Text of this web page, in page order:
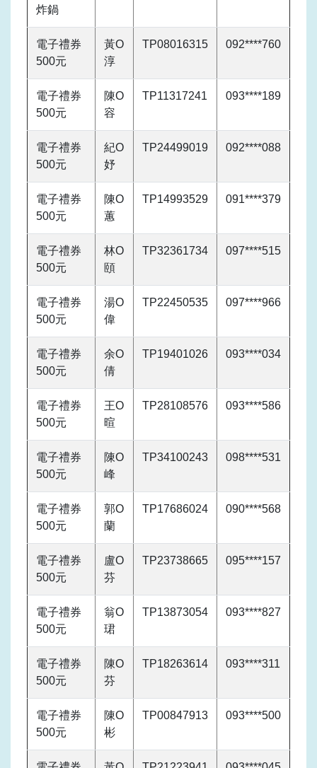
炸鍋
電子禮券
500元
黃O
淳
TP08016315 092****760
電子禮券
500元
陳O
容
TP11317241 093****189
電子禮券
500元
紀O
妤
TP24499019 092****088
電子禮券
500元
陳O
蕙
TP14993529 091****379
電子禮券
500元
林O
頤
TP32361734 097****515
電子禮券
500元
湯O
偉
TP22450535 097****966
電子禮券
500元
余O
倩
TP19401026 093****034
電子禮券
500元
王O
暄
TP28108576 093****586
電子禮券
500元
陳O
峰
TP34100243 098****531
電子禮券
500元
郭O
蘭
TP17686024 090****568
電子禮券
500元
盧O
芬
TP23738665 095****157
電子禮券
500元
翁O
珺
TP13873054 093****827
電子禮券
500元
陳O
芬
TP18263614 093****311
電子禮券
500元
陳O
彬
TP00847913 093****500